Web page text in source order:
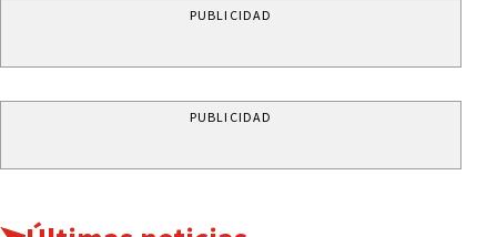
PUBLICIDAD
PUBLICIDAD